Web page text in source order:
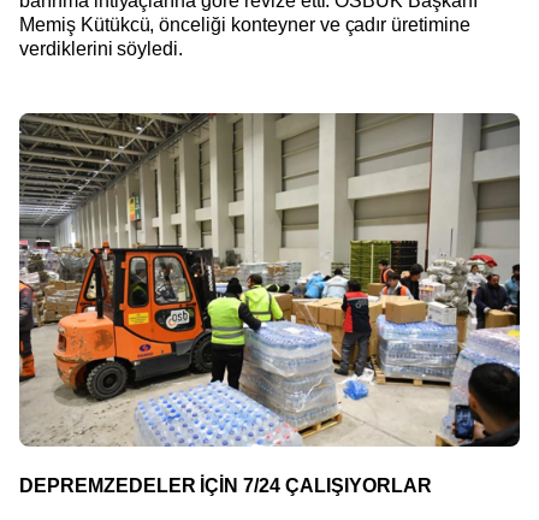
Memiş Kütükcü, önceliği konteyner ve çadır üretimine
verdiklerini söyledi.
DEPREMZEDELER İÇİN 7/24 ÇALIŞIYORLAR